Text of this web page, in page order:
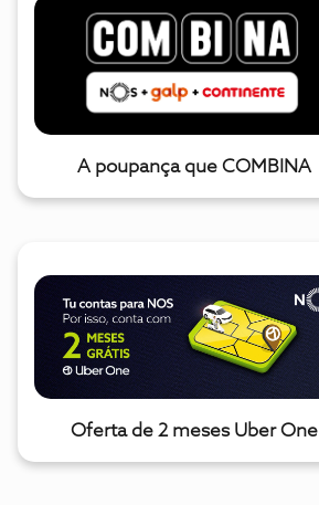
A poupança que COMBINA
Oferta de 2 meses Uber One